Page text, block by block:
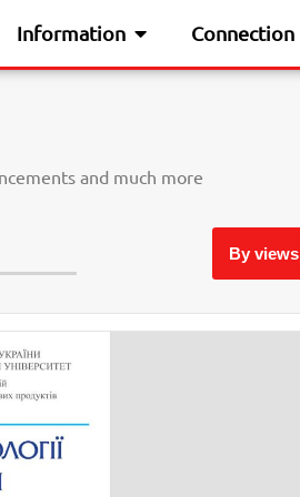
Information Connection
and much more
By views